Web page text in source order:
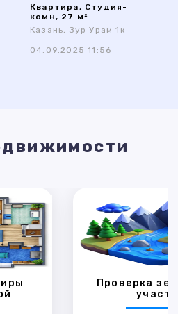
Квартира, Студия-
комн, 27 м²
Казань, Зур Урам 1к
04.09.2025 11:56
Проверка